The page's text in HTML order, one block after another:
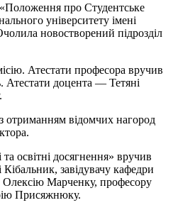
про Студентське
університету імені
новостворений підрозділ
Атестати професора вручив
Атестати доцента — Тетяні
отриманням відомчих нагород
освітні досягнення» вручив
завідувачу кафедри
Олексію Марченку, професору
Присяжнюку.